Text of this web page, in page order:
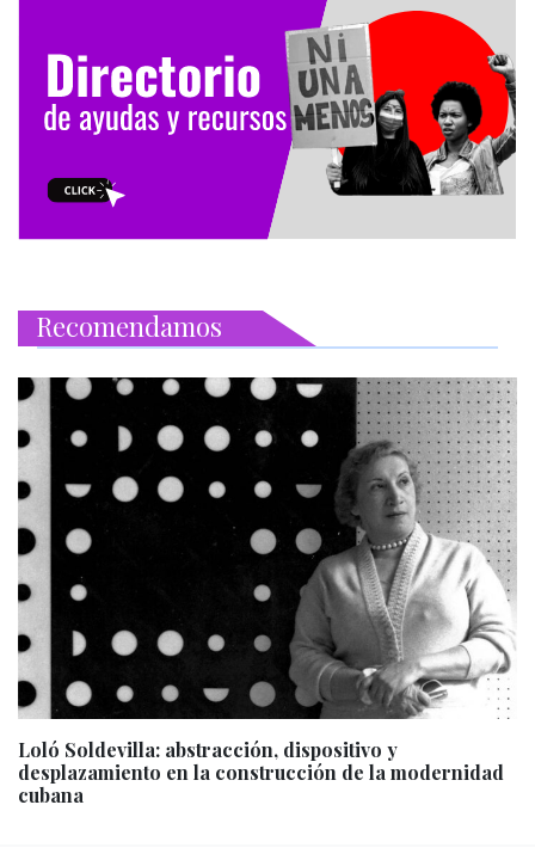
Recomendamos
Loló Soldevilla: abstracción, dispositivo y
desplazamiento en la construcción de la modernidad
cubana